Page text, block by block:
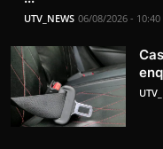
UTV_NEWS 06/08/2026 - 10:40